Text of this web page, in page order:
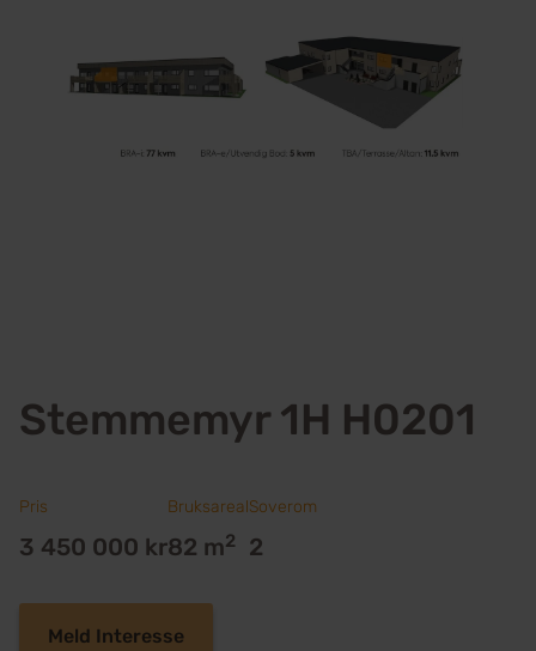
Stemmemyr 1H H0201
Pris
3 450 000 kr
Bruksareal
82 m2
Soverom
2
Meld Interesse